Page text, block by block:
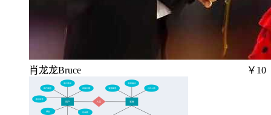
肖龙龙Bruce ￥10